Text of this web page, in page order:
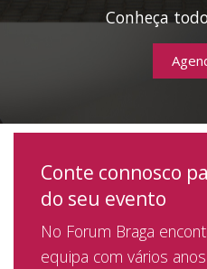
Conheça
Conte connosco
do seu evento
No Forum Braga
equipa com vários